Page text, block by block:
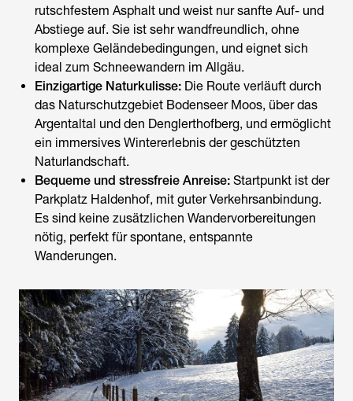
rutschfestem Asphalt und weist nur sanfte Auf- und
Abstiege auf. Sie ist sehr wandfreundlich, ohne
komplexe Geländebedingungen, und eignet sich
ideal zum Schneewandern im Allgäu.
Einzigartige Naturkulisse: Die Route verläuft durch
das Naturschutzgebiet Bodenseer Moos, über das
Argentaltal und den Denglerthofberg, und ermöglicht
ein immersives Wintererlebnis der geschützten
Naturlandschaft.
Bequeme und stressfreie Anreise: Startpunkt ist der
Parkplatz Haldenhof, mit guter Verkehrsanbindung.
Es sind keine zusätzlichen Wandervorbereitungen
nötig, perfekt für spontane, entspannte
Wanderungen.